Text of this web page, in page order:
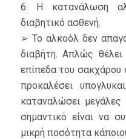
6. Η κατανάλωση
διαβητικό ασθενή.
➢ Το αλκοόλ δεν
διαβήτη. Απλώς
επίπεδα του σακχάρου
προκαλέσει
καταναλώσει
σημαντικό είναι να
μικρή ποσότητα